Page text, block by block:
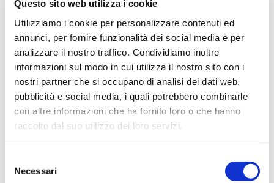
Questo sito web utilizza i cookie
Utilizziamo i cookie per personalizzare contenuti ed
annunci, per fornire funzionalità dei social media e per
analizzare il nostro traffico. Condividiamo inoltre
informazioni sul modo in cui utilizza il nostro sito con i
nostri partner che si occupano di analisi dei dati web,
pubblicità e social media, i quali potrebbero combinarle
con altre informazioni che ha fornito loro o che hanno
raccolto dal suo utilizzo dei loro servizi.
delNecessari